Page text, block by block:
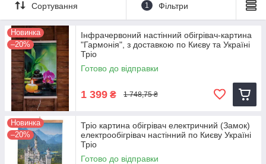
Сортування 1 Фільтри
Новинка
–20%
Інфрачервоний настінний обігрівач-картина
"Гармонія", з доставкою по Києву та Україні
Тріо
Готово до відправки
1 399 ₴ 1 748,75 ₴
Новинка
–20%
Тріо картина обігрівач електричний (Замок)
електрообігрівач настінний по Києву Україні
Тріо
Готово до відправки